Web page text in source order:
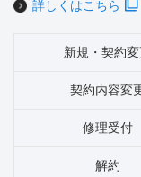
詳しくはこちら
新規・契約変
契約内容変
修理受付
解約